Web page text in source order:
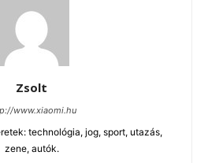
Zsolt
www.xiaomi.hu
technológia, jog, sport, utazás,
zene, autók.